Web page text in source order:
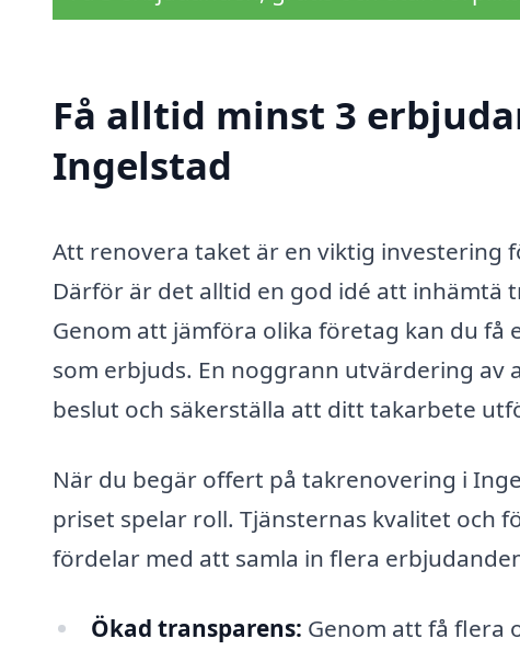
Få alltid minst 3
Ingelstad
Att renovera taket är en viktig investering
Därför är det alltid en god idé att
Genom att jämföra olika företag kan du
som erbjuds. En noggrann utvärdering
beslut och säkerställa att ditt takarbete
När du begär offert på takrenovering i
priset spelar roll. Tjänsternas kvalitet och
fördelar med att samla in flera
Ökad transparens: Genom att få flera